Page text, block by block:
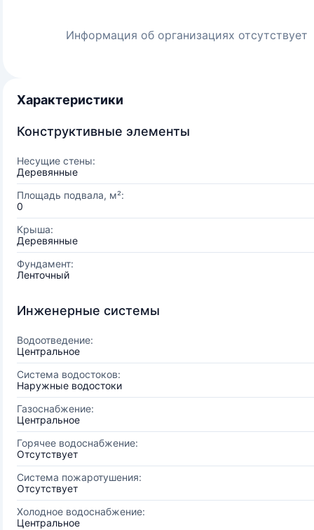
Информация об организациях отсутствует
Характеристики
Конструктивные элементы
Несущие стены:
Деревянные
Площадь подвала, м²:
0
Крыша:
Деревянные
Фундамент:
Ленточный
Инженерные системы
Водоотведение:
Центральное
Система водостоков:
Наружные водостоки
Газоснабжение:
Центральное
Горячее водоснабжение:
Отсутствует
Система пожаротушения:
Отсутствует
Холодное водоснабжение:
Центральное